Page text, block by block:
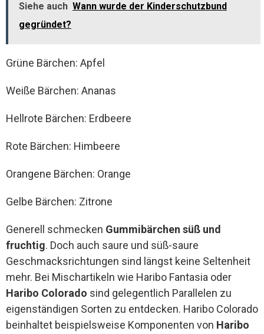
Siehe auch Wann wurde der Kinderschutzbund
gegründet?
Grüne Bärchen: Apfel
Weiße Bärchen: Ananas
Hellrote Bärchen: Erdbeere
Rote Bärchen: Himbeere
Orangene Bärchen: Orange
Gelbe Bärchen: Zitrone
Generell schmecken Gummibärchen süß und
fruchtig. Doch auch saure und süß-saure
Geschmacksrichtungen sind längst keine Seltenheit
mehr. Bei Mischartikeln wie Haribo Fantasia oder
Haribo Colorado sind gelegentlich Parallelen zu
eigenständigen Sorten zu entdecken. Haribo Colorado
beinhaltet beispielsweise Komponenten von Haribo